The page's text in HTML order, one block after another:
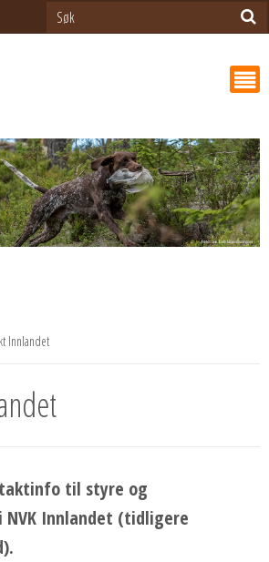
Innlandet
til styre og
Innlandet (tidligere